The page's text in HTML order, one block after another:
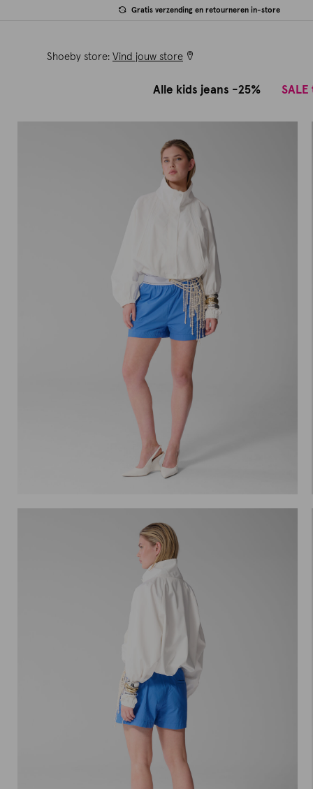
Gratis verzending en retourneren in-store
Shoeby store: Vind jouw store
Alle kids jeans -25%